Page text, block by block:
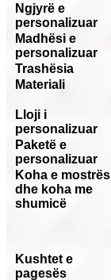
Ngjyrë e
personalizuar
Madhësi e
personalizuar
Trashësia
Materiali
Lloji i
personalizuar
Paketë e
personalizuar
Koha e mostrës
dhe koha me
shumicë
Kushtet e
pagesës